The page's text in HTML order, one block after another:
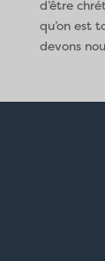
d’être
qu’on est
devons